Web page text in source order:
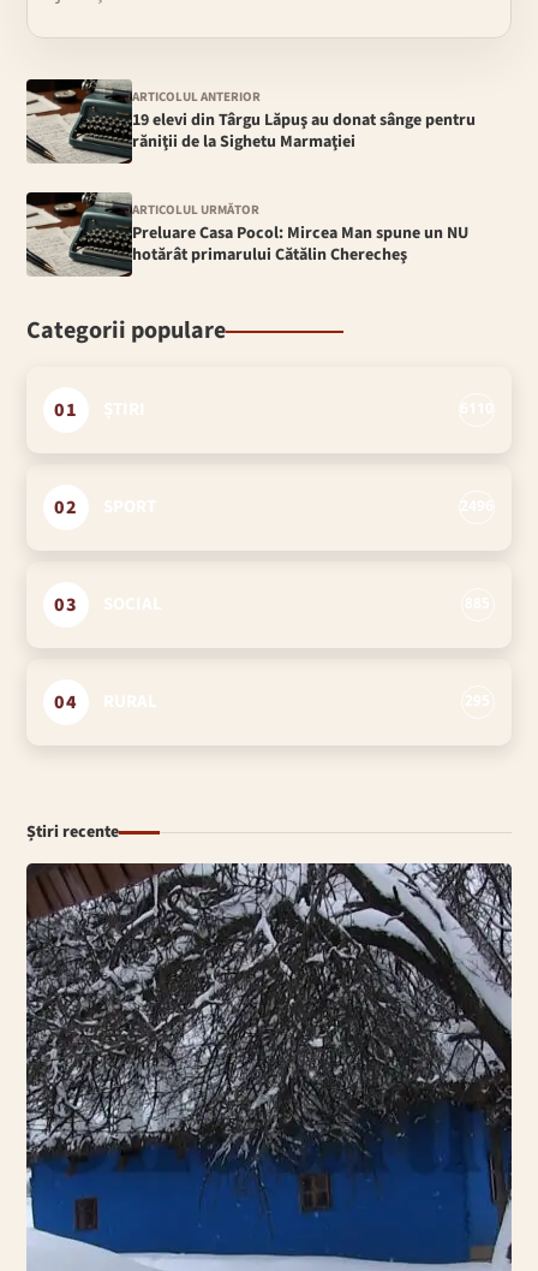
ARTICOLUL ANTERIOR
19 elevi din Târgu Lăpuş au donat sânge pentru
răniţii de la Sighetu Marmaţiei
ARTICOLUL URMĂTOR
Preluare Casa Pocol: Mircea Man spune un NU
hotărât primarului Cătălin Cherecheş
Categorii populare
01
02
03
04
Știri recente